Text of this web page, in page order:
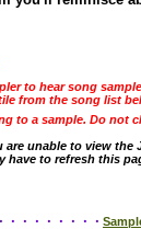
to hear song
from the song list
to a sample. Do not
are unable to view
have to refresh this
・・・・・・・